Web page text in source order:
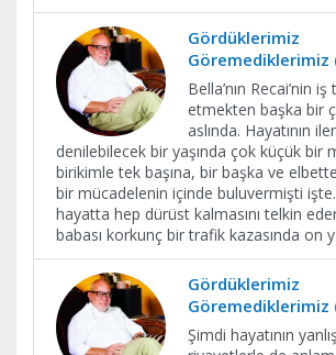
Gördüklerimiz
Göremediklerimiz
Bella’nın Recai’nin
etmekten başka bir
aslında. Hayatının
denilebilecek bir yaşında çok küçük bir
birikimle tek başına, bir başka ve
bir mücadelenin içinde buluvermişti
hayatta hep dürüst kalmasını telkin
babası korkunç bir trafik kazasında on y
Gördüklerimiz
Göremediklerimiz
Şimdi hayatının